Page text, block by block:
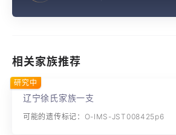
相关家族推荐
辽宁徐氏家族一支
可能的遗传标记：O-IMS-JST008425p6
研究中